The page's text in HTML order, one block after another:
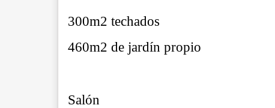
300m2 techados
460m2 de jardín propio
Salón